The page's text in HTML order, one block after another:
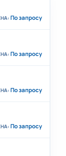
По запросу
По запросу
По запросу
По запросу